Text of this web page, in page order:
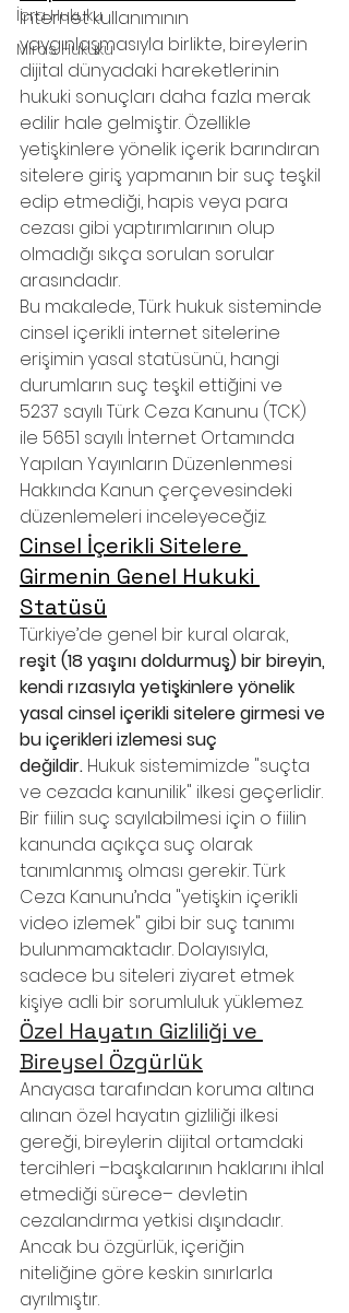
İcra Hukuku
Miras Hukuku
İnternet kullanımının
yaygınlaşmasıyla birlikte, bireylerin
dijital dünyadaki hareketlerinin
hukuki sonuçları daha fazla merak
edilir hale gelmiştir. Özellikle
yetişkinlere yönelik içerik barındıran
sitelere giriş yapmanın bir suç teşkil
edip etmediği, hapis veya para
cezası gibi yaptırımlarının olup
olmadığı sıkça sorulan sorular
arasındadır.
Bu makalede, Türk hukuk sisteminde
cinsel içerikli internet sitelerine
erişimin yasal statüsünü, hangi
durumların suç teşkil ettiğini ve
5237 sayılı Türk Ceza Kanunu (TCK)
ile 5651 sayılı İnternet Ortamında
Yapılan Yayınların Düzenlenmesi
Hakkında Kanun çerçevesindeki
düzenlemeleri inceleyeceğiz.
Cinsel İçerikli Sitelere
Girmenin Genel Hukuki
Statüsü
Türkiye’de genel bir kural olarak,
reşit (18 yaşını doldurmuş) bir bireyin,
kendi rızasıyla yetişkinlere yönelik
yasal cinsel içerikli sitelere girmesi ve
bu içerikleri izlemesi suç
değildir. Hukuk sistemimizde "suçta
ve cezada kanunilik" ilkesi geçerlidir.
Bir fiilin suç sayılabilmesi için o fiilin
kanunda açıkça suç olarak
tanımlanmış olması gerekir. Türk
Ceza Kanunu’nda "yetişkin içerikli
video izlemek" gibi bir suç tanımı
bulunmamaktadır. Dolayısıyla,
sadece bu siteleri ziyaret etmek
kişiye adli bir sorumluluk yüklemez.
Özel Hayatın Gizliliği ve
Bireysel Özgürlük
Anayasa tarafından koruma altına
alınan özel hayatın gizliliği ilkesi
gereği, bireylerin dijital ortamdaki
tercihleri –başkalarının haklarını ihlal
etmediği sürece– devletin
cezalandırma yetkisi dışındadır.
Ancak bu özgürlük, içeriğin
niteliğine göre keskin sınırlarla
ayrılmıştır.